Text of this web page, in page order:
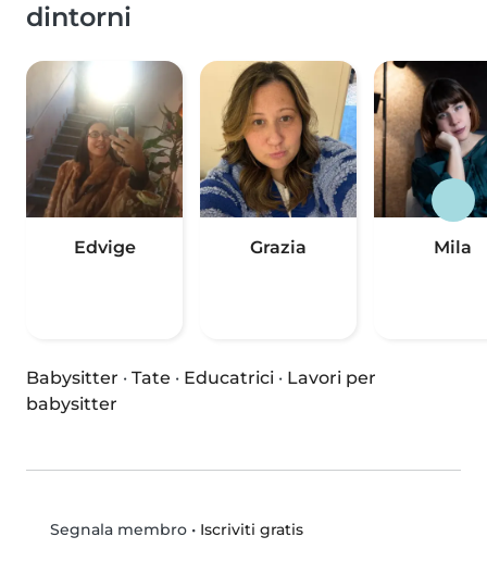
dintorni
Edvige Grazia Mila
Babysitter · Tate · Educatrici · Lavori per
babysitter
Segnala membro• Iscriviti gratis